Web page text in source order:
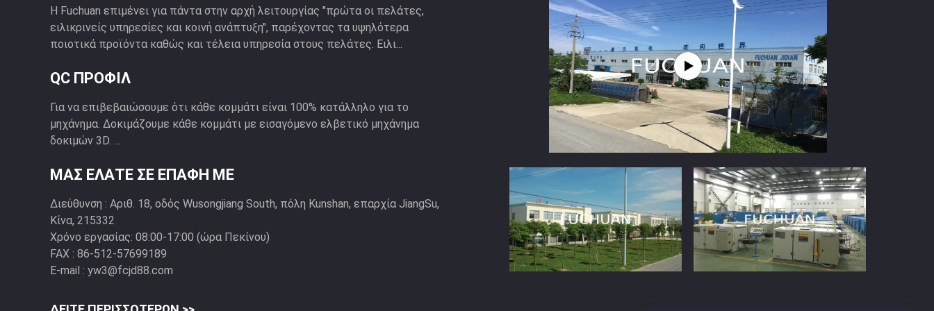
Η Fuchuan επιμένει για πάντα στην αρχή λειτουργίας "πρώτα οι πελάτες,
ειλικρινείς υπηρεσίες και κοινή ανάπτυξη", παρέχοντας τα υψηλότερα
ποιοτικά προϊόντα καθώς και τέλεια υπηρεσία στους πελάτες. Ειλι...
QC ΠΡΟΦΊΛ
Για να επιβεβαιώσουμε ότι κάθε κομμάτι είναι 100% κατάλληλο για το
μηχάνημα. Δοκιμάζουμε κάθε κομμάτι με εισαγόμενο ελβετικό μηχάνημα
δοκιμών 3D. ...
ΜΑΣ ΕΛΆΤΕ ΣΕ ΕΠΑΦΉ ΜΕ
Διεύθυνση : Αριθ. 18, οδός Wusongjiang South, πόλη Kunshan, επαρχία JiangSu,
Κίνα, 215332
Χρόνο εργασίας: 08:00-17:00 (ώρα Πεκίνου)
FAX : 86-512-57699189
E-mail : yw3@fcjd88.com